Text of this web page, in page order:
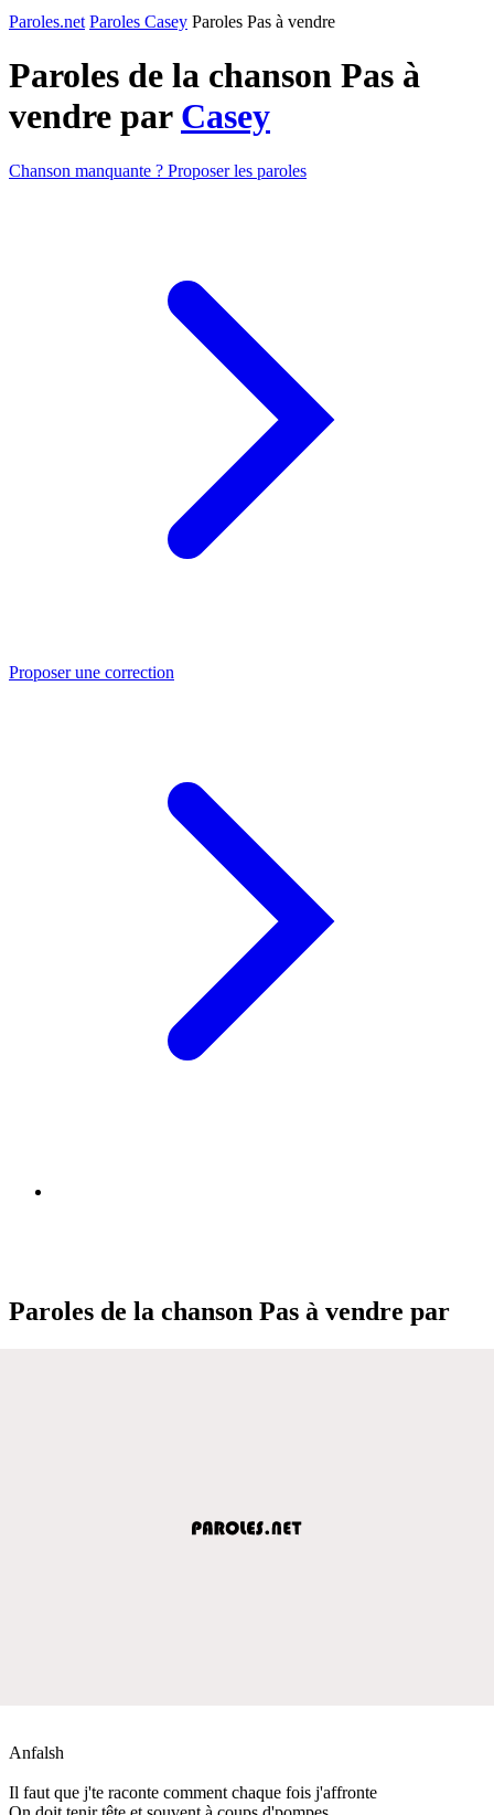
Paroles.net Paroles Casey Paroles Pas à vendre
Paroles de la chanson Pas à
vendre par Casey
Chanson manquante ? Proposer les paroles
Proposer une correction
Paroles de la chanson Pas à vendre par
Anfalsh
Il faut que j'te raconte comment chaque fois j'affronte